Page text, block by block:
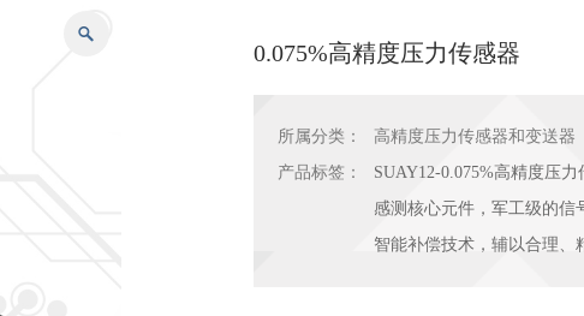
0.075%高精度压力传感器
所属分类：
高精度压力传感器和变送器
产品标签：
SUAY12-0.075%高精度压
感测核心元件，军工级的信
智能补偿技术，辅以合理、